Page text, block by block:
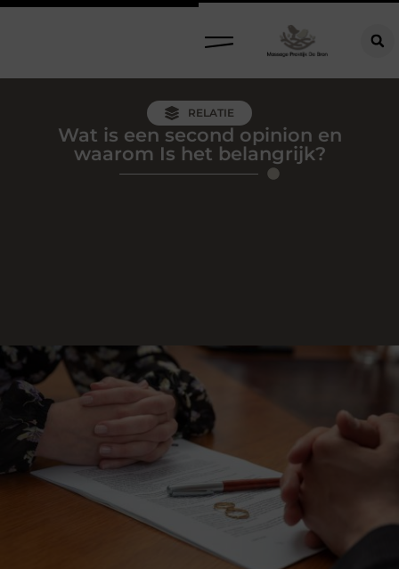
RELATIE
Wat is een second opinion en
waarom Is het belangrijk?